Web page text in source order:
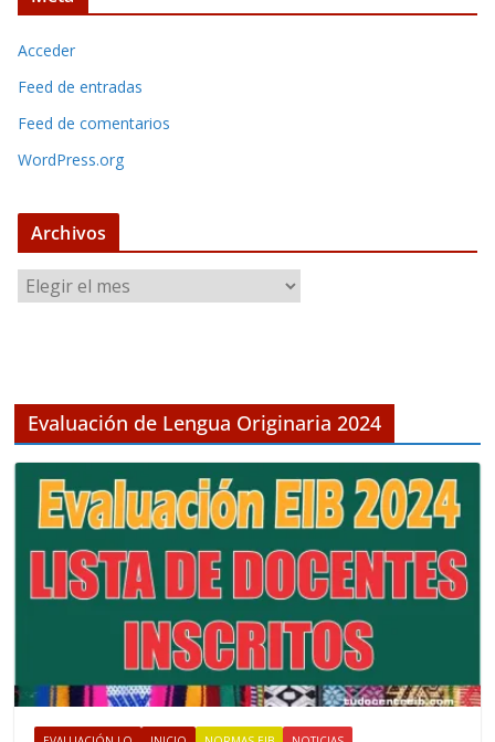
Acceder
Feed de entradas
Feed de comentarios
WordPress.org
Archivos
r
o
Evaluación de Lengua Originaria 2024